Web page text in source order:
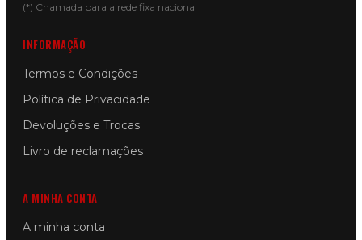
(*) Chamada para a rede fixa nacional
INFORMAÇÃO
Termos e Condições
Política de Privacidade
Devoluções e Trocas
Livro de reclamações
A MINHA CONTA
A minha conta